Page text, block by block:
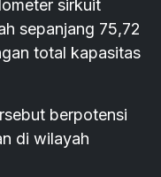
sirkuit
sepanjang 75,72
total kapasitas
berpotensi
di wilayah